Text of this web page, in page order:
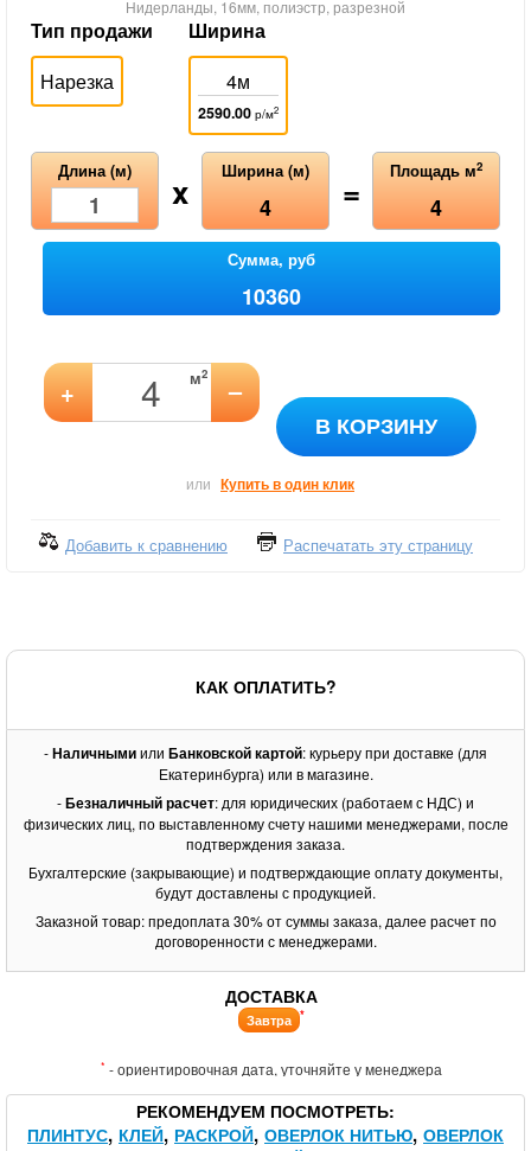
Нидерланды, 16мм, полиэстр, разрезной
Тип продажи
Нарезка
Ширина
4м
2590.00 р/м2
Длина (м) x Ширина (м)
4 = Площадь м2
4
Сумма, руб
10360
+ м2 –
В КОРЗИНУ
или Купить в один клик
Добавить к сравнению Распечатать эту страницу
КАК ОПЛАТИТЬ?
-Наличнымиили Банковской картой: курьеру при доставке (для
Екатеринбурга) или в магазине.
-Безналичный расчет: для юридических (работаем с НДС) и
физических лиц, по выставленному счету нашими менеджерами, после
подтверждения заказа.
Бухгалтерские (закрывающие) и подтверждающие оплату документы,
будут доставлены с продукцией.
Заказной товар: предоплата 30% от суммы заказа, далее расчет по
договоренности с менеджерами.
ДОСТАВКА
Завтра *
* - ориентировочная дата, уточняйте у менеджера
РЕКОМЕНДУЕМ ПОСМОТРЕТЬ
ПЛИНТУС КЛЕЙ РАСКРОЙ ОВЕРЛОК НИТЬЮ ОВЕРЛОК